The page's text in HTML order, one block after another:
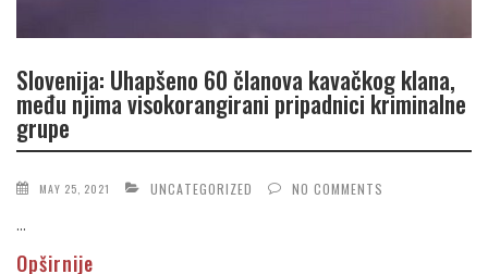
Slovenija: Uhapšeno 60 članova kavačkog klana,
među njima visokorangirani pripadnici kriminalne
grupe
MAY 25, 2021 UNCATEGORIZED NO COMMENTS
...
Opširnije